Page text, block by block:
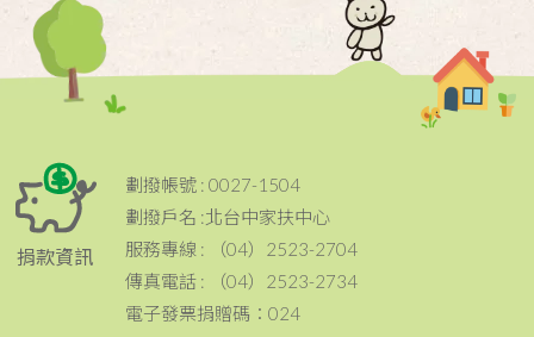
捐款資訊
劃撥帳號 : 0027-1504
劃撥戶名 :北台中家扶中心
服務專線 : （04）2523-2704
傳真電話 : （04）2523-2734
電子發票捐贈碼：024